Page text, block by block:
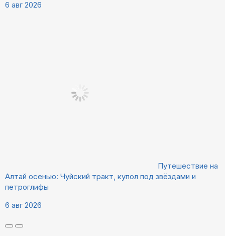
6 авг 2026
Путешествие на
Алтай осенью: Чуйский тракт, купол под звёздами и
петроглифы
6 авг 2026